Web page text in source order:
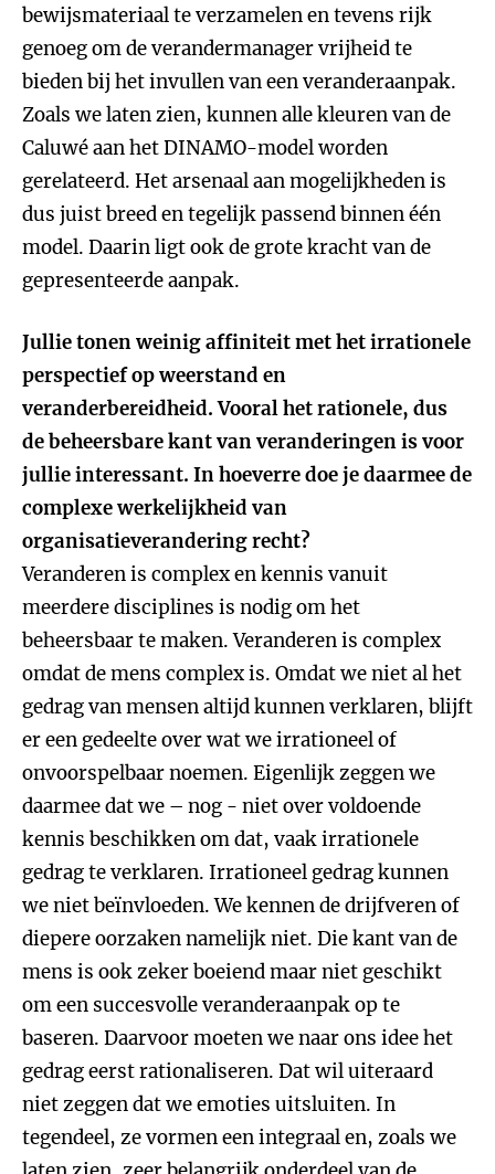
bewijsmateriaal te verzamelen en tevens rijk
genoeg om de verandermanager vrijheid te
bieden bij het invullen van een veranderaanpak.
Zoals we laten zien, kunnen alle kleuren van de
Caluwé aan het DINAMO-model worden
gerelateerd. Het arsenaal aan mogelijkheden is
dus juist breed en tegelijk passend binnen één
model. Daarin ligt ook de grote kracht van de
gepresenteerde aanpak.
Jullie tonen weinig affiniteit met het irrationele
perspectief op weerstand en
veranderbereidheid. Vooral het rationele, dus
de beheersbare kant van veranderingen is voor
jullie interessant. In hoeverre doe je daarmee de
complexe werkelijkheid van
organisatieverandering recht?
Veranderen is complex en kennis vanuit
meerdere disciplines is nodig om het
beheersbaar te maken. Veranderen is complex
omdat de mens complex is. Omdat we niet al het
gedrag van mensen altijd kunnen verklaren, blijft
er een gedeelte over wat we irrationeel of
onvoorspelbaar noemen. Eigenlijk zeggen we
daarmee dat we – nog - niet over voldoende
kennis beschikken om dat, vaak irrationele
gedrag te verklaren. Irrationeel gedrag kunnen
we niet beïnvloeden. We kennen de drijfveren of
diepere oorzaken namelijk niet. Die kant van de
mens is ook zeker boeiend maar niet geschikt
om een succesvolle veranderaanpak op te
baseren. Daarvoor moeten we naar ons idee het
gedrag eerst rationaliseren. Dat wil uiteraard
niet zeggen dat we emoties uitsluiten. In
tegendeel, ze vormen een integraal en, zoals we